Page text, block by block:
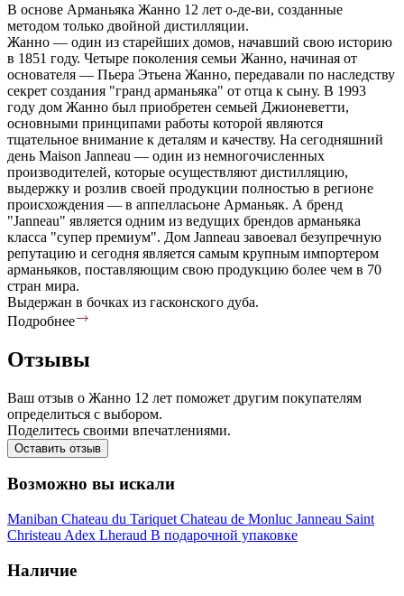
В основе Арманьяка Жанно 12 лет о-де-ви, созданные
методом только двойной дистилляции.
Жанно — один из старейших домов, начавший свою историю
в 1851 году. Четыре поколения семьи Жанно, начиная от
основателя — Пьера Этьена Жанно, передавали по наследству
секрет создания "гранд арманьяка" от отца к сыну. В 1993
году дом Жанно был приобретен семьей Джионеветти,
основными принципами работы которой являются
тщательное внимание к деталям и качеству. На сегодняшний
день Maison Janneau — один из немногочисленных
производителей, которые осуществляют дистилляцию,
выдержку и розлив своей продукции полностью в регионе
происхождения — в аппелласьоне Арманьяк. А бренд
"Janneau" является одним из ведущих брендов арманьяка
класса "супер премиум". Дом Janneau завоевал безупречную
репутацию и сегодня является самым крупным импортером
арманьяков, поставляющим свою продукцию более чем в 70
стран мира.
Выдержан в бочках из гасконского дуба.
Подробнее
Отзывы
Ваш отзыв о Жанно 12 лет поможет другим покупателям
определиться с выбором.
Поделитесь своими впечатлениями.
Оставить отзыв
Возможно вы искали
Maniban Chateau du Tariquet Chateau de Monluc Janneau Saint
Christeau Adex Lheraud В подарочной упаковке
Наличие